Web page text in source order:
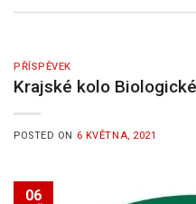
PŘÍSPĚVEK
Krajské kolo
POSTED ON 6 KVĚTNA, 2021
06